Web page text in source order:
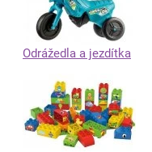
Odrážedla a jezdítka